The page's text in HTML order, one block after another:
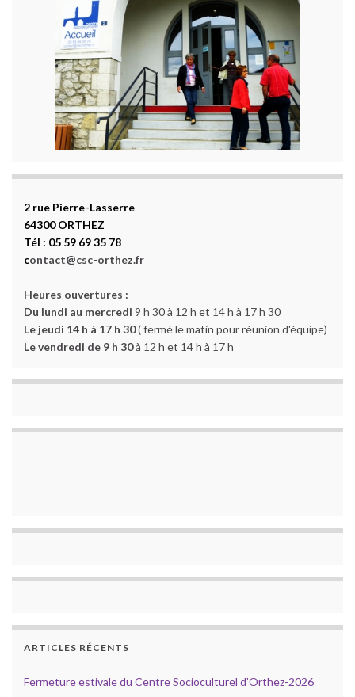
2 rue Pierre-Lasserre
64300 ORTHEZ
Tél : 05 59 69 35 78
contact@csc-orthez.fr
Heures ouvertures :
Du lundi au mercredi 9 h 30 à 12 h et 14 h à 17 h 30
Le jeudi 14 h à 17 h 30( fermé le matin pour réunion d'équipe)
Le vendredi de 9 h 30à 12 h et 14 h à 17 h
ARTICLES RÉCENTS
Fermeture estivale du Centre Socioculturel d’Orthez-2026